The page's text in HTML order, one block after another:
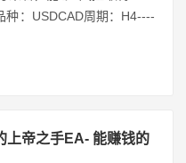
种：USDCAD周期：H4----
上帝之手EA- 能赚钱的